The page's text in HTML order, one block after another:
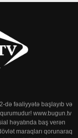
də fəaliyyətə başlayıb və
www.bugun.tv
həyatında baş verən
maraqları qorunaraq